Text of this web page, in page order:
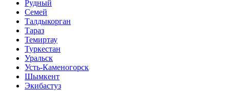
Рудный
Семей
Талдыкорган
Тараз
Темиртау
Туркестан
Уральск
Усть-Каменогорск
Шымкент
Экибастуз